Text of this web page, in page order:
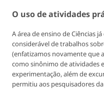
O uso de atividades
A área de ensino de Ciências
considerável de trabalhos
(enfatizamos novamente que
como sinônimo de atividades
experimentação, além de
permitiu aos pesquisadores